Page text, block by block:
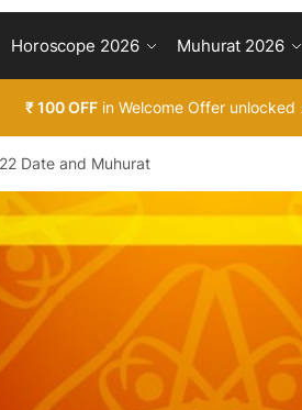
Horoscope 2026 Muhurat 2026
₹ 100 OFF in Welcome Offer unlocked
Date and Muhurat